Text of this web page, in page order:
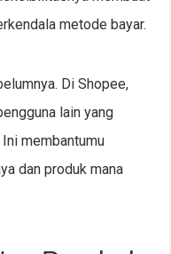
metode bayar.
Di Shopee,
lain yang
membantumu
dan produk mana